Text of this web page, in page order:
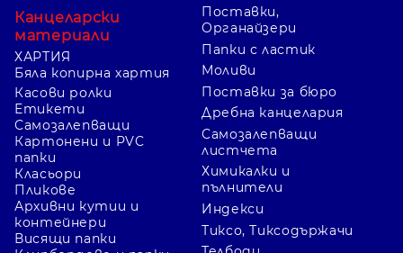
Канцеларски
материали
ХАРТИЯ
Бяла копирна хартия
Касови ролки
Етикети
Самозалепващи
Картонени и PVC
папки
Класьори
Пликове
Архивни кутии и
контейнери
Висящи папки
Поставки,
Органайзери
Папки с ластик
Моливи
Поставки за бюро
Дребна канцелария
Самозалепващи
листчета
Химикалки и
пълнители
Индекси
Тиксо, Тиксодържачи